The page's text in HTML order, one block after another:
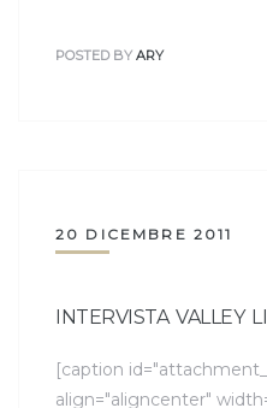
POSTED BY ARY
20 DICEMBRE 2011
INTERVISTA VALLEY
[caption
align="aligncenter"